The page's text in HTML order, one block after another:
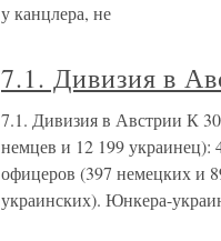
у канцлера, не
7.1. Дивизия в
7.1. Дивизия в Австрии К 30
немцев и 12 199 украинец):
офицеров (397 немецких и
украинских). Юнкера-